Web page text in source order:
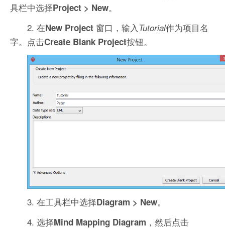
具栏中选择Project > New。
2. 在New Project 窗口，输入 Tutorial作为项目名
字。点击Create Blank Project按钮。
3. 在工具栏中选择Diagram > New。
4. 选择Mind Mapping Diagram ，然后点击